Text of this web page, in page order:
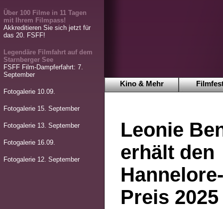
Über 100 Filme in 11 Tagen
mit Ihrem Filmpass!
Akkreditieren Sie sich jetzt für
das 20. FSFF!
Legendäre Filmfahrt auf dem
Starnberger See
FSFF Film-Dampferfahrt: 7.
September
Fotogalerie 10.09.
Fotogalerie 15. September
Fotogalerie 13. September
Fotogalerie 16.09.
Fotogalerie 12. September
Kino & Mehr
Leonie
erhält den
Preis 2025